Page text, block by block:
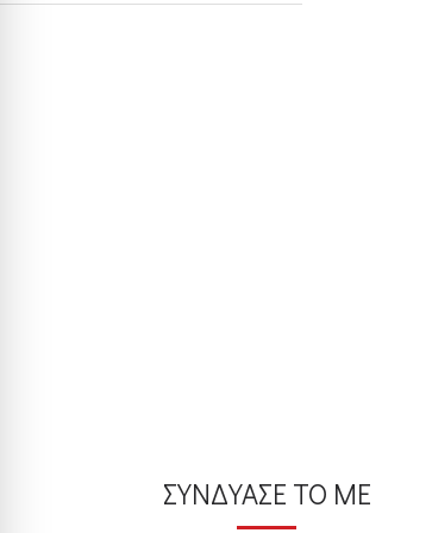
ΣΥΝΔΥΑΣΕ ΤΟ ΜΕ